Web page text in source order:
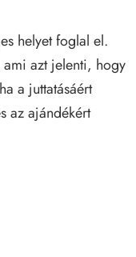
helyet foglal el.
ami azt jelenti, hogy
a juttatásáért
az ajándékért